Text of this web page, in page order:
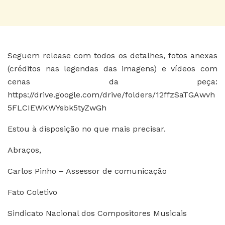
Seguem release com todos os detalhes, fotos anexas
(créditos nas legendas das imagens) e vídeos com
cenas da peça:
https://drive.google.com/drive/folders/12ffzSaTGAwvh
5FLCIEWKWYsbk5tyZwGh
Estou à disposição no que mais precisar.
Abraços,
Carlos Pinho – Assessor de comunicação
Fato Coletivo
Sindicato Nacional dos Compositores Musicais